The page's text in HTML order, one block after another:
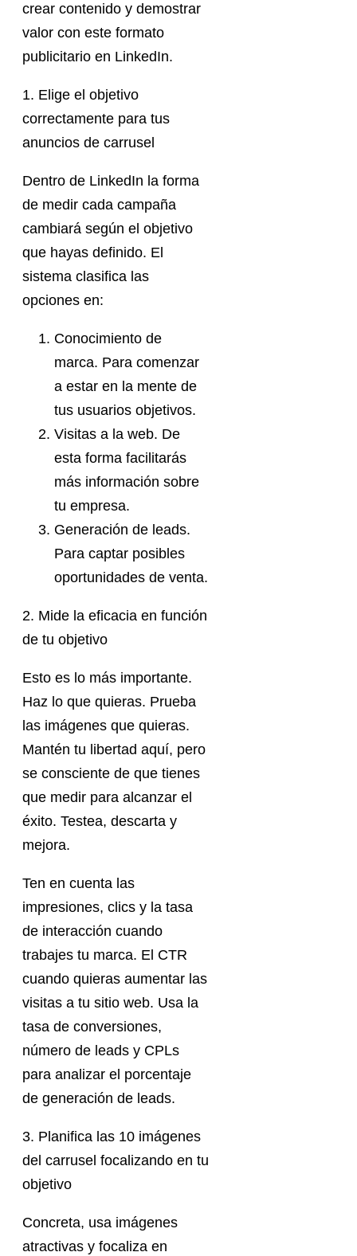
crear contenido y demostrar
valor con este formato
publicitario en LinkedIn.
1. Elige el objetivo
correctamente para tus
anuncios de carrusel
Dentro de LinkedIn la forma
de medir cada campaña
cambiará según el objetivo
que hayas definido. El
sistema clasifica las
opciones en:
Conocimiento de
marca. Para comenzar
a estar en la mente de
tus usuarios objetivos.
Visitas a la web. De
esta forma facilitarás
más información sobre
tu empresa.
Generación de leads.
Para captar posibles
oportunidades de venta.
2. Mide la eficacia en función
de tu objetivo
Esto es lo más importante.
Haz lo que quieras. Prueba
las imágenes que quieras.
Mantén tu libertad aquí, pero
se consciente de que tienes
que medir para alcanzar el
éxito. Testea, descarta y
mejora.
Ten en cuenta las
impresiones, clics y la tasa
de interacción cuando
trabajes tu marca. El CTR
cuando quieras aumentar las
visitas a tu sitio web. Usa la
tasa de conversiones,
número de leads y CPLs
para analizar el porcentaje
de generación de leads.
3. Planifica las 10 imágenes
del carrusel focalizando en tu
objetivo
Concreta, usa imágenes
atractivas y focaliza en